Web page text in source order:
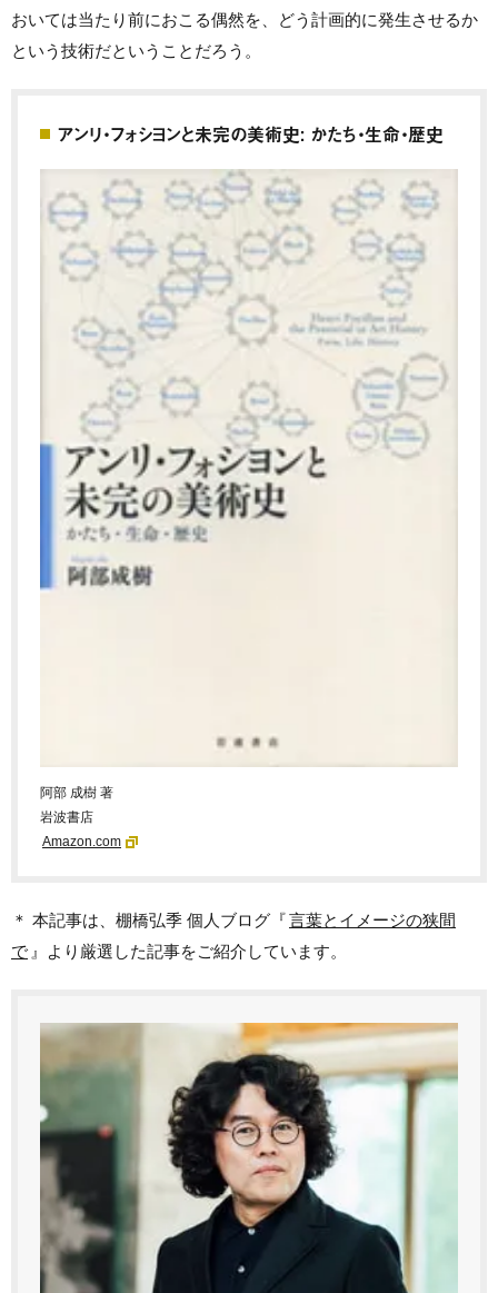
おいては当たり前におこる偶然を、どう計画的に発生させるか
という技術だということだろう。
アンリ・フォシヨンと未完の美術史: かたち・生命・歴史
阿部 成樹 著
岩波書店
Amazon.com
＊ 本記事は、棚橋弘季 個人ブログ『言葉とイメージの狭間
で 』より厳選した記事をご紹介しています。